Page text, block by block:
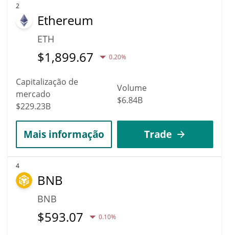
2
Ethereum
ETH
$1,899.67 0.20%
Capitalização de
mercado
$229.23B
Volume
$6.84B
Mais informação Trade
4
BNB
BNB
$593.07 0.10%